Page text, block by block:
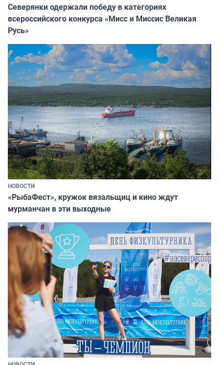
Северянки одержали победу в категориях
всероссийского конкурса «Мисс и Миссис Великая
Русь»
НОВОСТИ
«РыбаФест», кружок вязальщиц и кино ждут
мурманчан в эти выходные